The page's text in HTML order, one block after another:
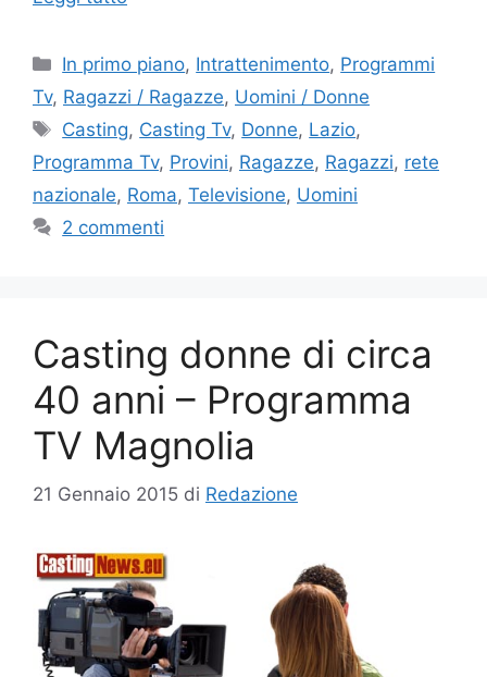
Categorie
In primo piano, Intrattenimento, Programmi
Tv, Ragazzi / Ragazze, Uomini / Donne
Tag
Casting, Casting Tv, Donne, Lazio,
Programma Tv, Provini, Ragazze, Ragazzi, rete
nazionale, Roma, Televisione, Uomini
2 commenti
Casting donne di circa
40 anni – Programma
TV Magnolia
21 Gennaio 2015 di Redazione